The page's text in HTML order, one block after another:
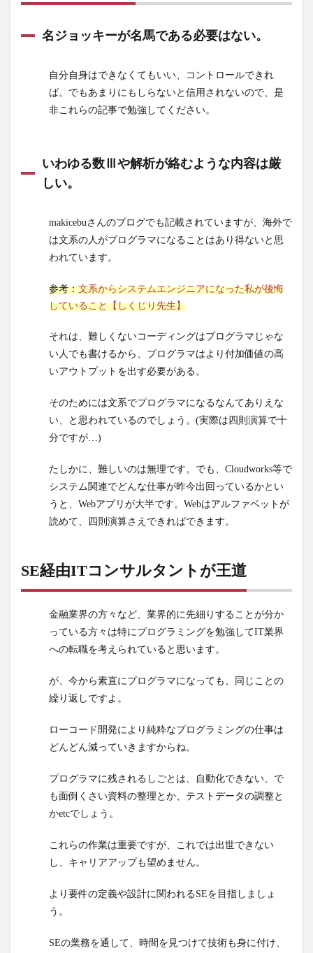
名ジョッキーが名馬である必要はない。
自分自身はできなくてもいい、コントロールできれ
ば。でもあまりにもしらないと信用されないので、是
非これらの記事で勉強してください。
いわゆる数Ⅲや解析が絡むような内容は厳
しい。
makicebuさんのブログでも記載されていますが、海外で
は文系の人がプログラマになることはあり得ないと思
われています。
参考：文系からシステムエンジニアになった私が後悔
していること【しくじり先生】
それは、難しくないコーディングはプログラマじゃな
い人でも書けるから、プログラマはより付加価値の高
いアウトプットを出す必要がある。
そのためには文系でプログラマになるなんてありえな
い、と思われているのでしょう。(実際は四則演算で十
分ですが…)
たしかに、難しいのは無理です。でも、Cloudworks等で
システム関連でどんな仕事が昨今出回っているかとい
うと、Webアプリが大半です。Webはアルファベットが
読めて、四則演算さえできればできます。
SE経由ITコンサルタントが王道
金融業界の方々など、業界的に先細りすることが分か
っている方々は特にプログラミングを勉強してIT業界
への転職を考えられていると思います。
が、今から素直にプログラマになっても、同じことの
繰り返しですよ。
ローコード開発により純粋なプログラミングの仕事は
どんどん減っていきますからね。
プログラマに残されるしごとは、自動化できない、で
も面倒くさい資料の整理とか、テストデータの調整と
かetcでしょう。
これらの作業は重要ですが、これでは出世できない
し、キャリアアップも望めません。
より要件の定義や設計に関われるSEを目指しましょ
う。
SEの業務を通して、時間を見つけて技術も身に付け、